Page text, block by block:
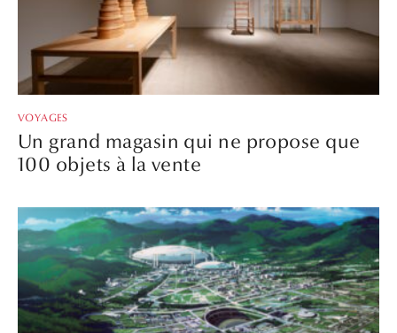
VOYAGES
Un grand magasin qui ne propose que
100 objets à la vente